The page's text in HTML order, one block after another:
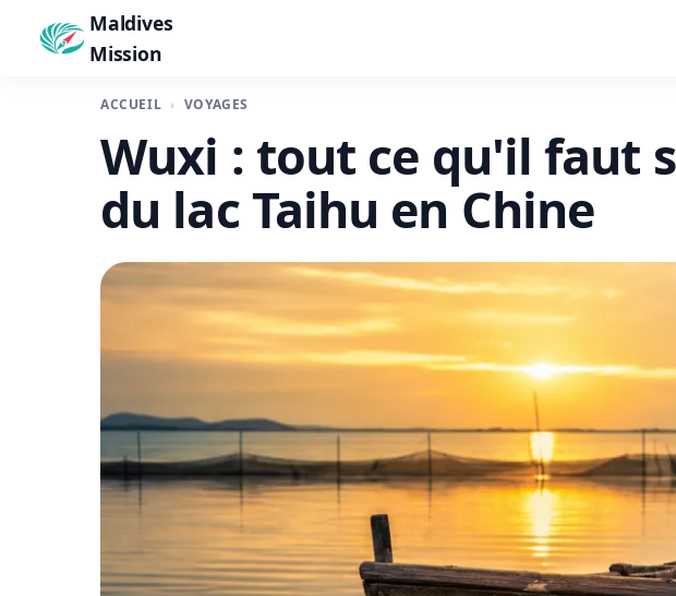
Maldives
Mission
ACCUEIL VOYAGES
Wuxi : tout ce qu'il faut
du lac Taihu en Chine